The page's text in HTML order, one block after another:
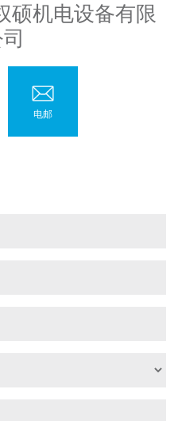
硕机电设备有限